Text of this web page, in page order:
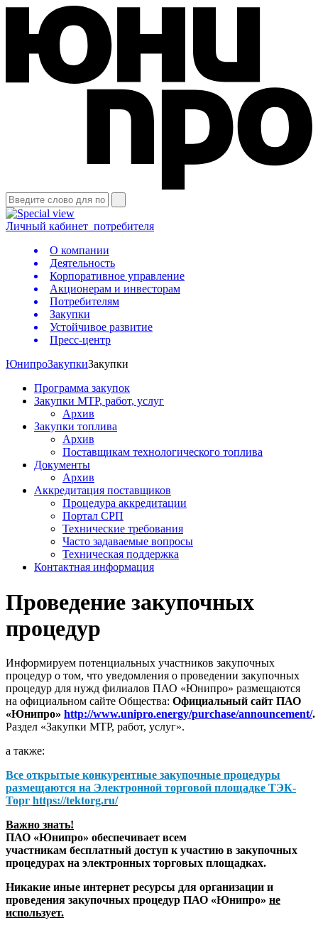
Личный кабинет потребителя
О компании
Деятельность
Корпоративное управление
Акционерам и инвесторам
Потребителям
Закупки
Устойчивое развитие
Пресс-центр
ЮнипроЗакупкиЗакупки
Программа закупок
Закупки МТР, работ, услуг
Архив
Закупки топлива
Архив
Поставщикам технологического топлива
Документы
Архив
Аккредитация поставщиков
Процедура аккредитации
Портал СРП
Технические требования
Часто задаваемые вопросы
Техническая поддержка
Контактная информация
Проведение закупочных
процедур
Информируем потенциальных участников закупочных
процедур о том, что уведомления о проведении закупочных
процедур для нужд филиалов ПАО «Юнипро» размещаются
на официальном сайте Общества: Официальный сайт ПАО
«Юнипро» http://www.unipro.energy/purchase/announcement/.
Раздел «Закупки МТР, работ, услуг».
а также:
Все открытые конкурентные закупочные процедуры
размещаются на Электронной торговой площадке ТЭК-
Торг https://tektorg.ru/
Важно знать!
ПАО «Юнипро» обеспечивает всем
участникам бесплатный доступ к участию в закупочных
процедурах на электронных торговых площадках.
Никакие иные интернет ресурсы для организации и
проведения закупочных процедур ПАО «Юнипро» не
использует.